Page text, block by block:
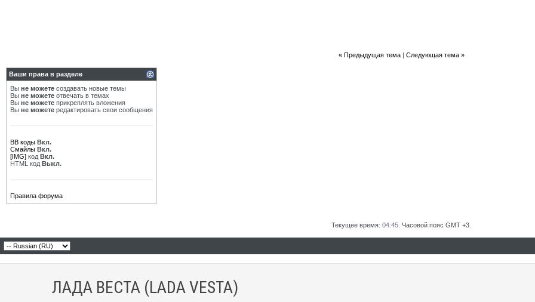
« Предыдущая тема| Следующая тема »
Ваши права в разделе
Вы не можете создавать новые темы
Вы не можете отвечать в темах
Вы не можете прикреплять вложения
Вы не можете редактировать свои сообщения
BB коды Вкл.
Смайлы Вкл.
[IMG] код Вкл.
HTML код Выкл.
Правила форума
Текущее время: 04:45 . Часовой пояс GMT +3.
ЛАДА ВЕСТА (LADA VESTA)